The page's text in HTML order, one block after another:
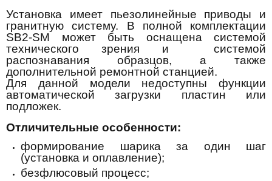
Установка имеет пьезолинейные приводы и
гранитную систему. В полной комплектации
SB2-SM может быть оснащена системой
технического зрения и системой
распознавания образцов, а также
дополнительной ремонтной станцией.
Для данной модели недоступны функции
автоматической загрузки пластин или
подложек.
Отличительные особенности:
формирование шарика за один шаг
(установка и оплавление);
безфлюсовый процесс;